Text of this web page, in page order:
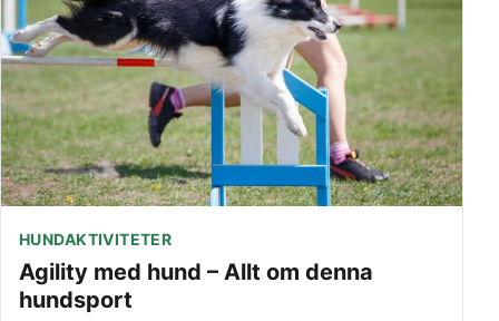
HUNDAKTIVITETER
Agility med hund – Allt om denna
hundsport